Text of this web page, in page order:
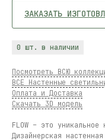
ЗАКАЗАТЬ
0 шт. в наличии
Посмотреть ВСЮ
ВСЕ Настенные
Оплата и Доставка
Скачать 3D модель
FLOW – это
Дизайнерская